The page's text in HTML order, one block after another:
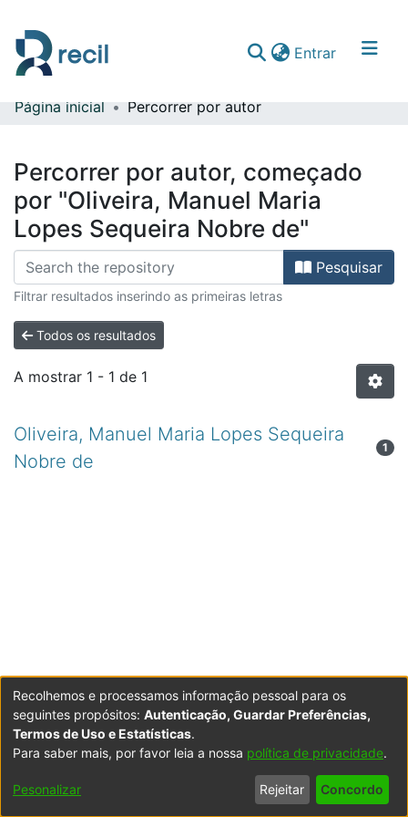
Entrar(current)
Comunidades & Coleções
Página inicial Percorrer por autor
Percorrer por autor, começado
por "Oliveira, Manuel Maria
Lopes Sequeira Nobre de"
Pesquisar
Filtrar resultados inserindo as primeiras letras
Todos os resultados
A mostrar 1 - 1 de 1
Oliveira, Manuel Maria Lopes Sequeira
Nobre de
1
Powered by DSpace Copyright © 2003-2026LYRASIS
Configurações
Política de
Privacidade
Termos
de Uso
Contacte-
nos
Recolhemos e processamos informação pessoal para os
seguintes propósitos: Autenticação, Guardar Preferências,
Termos de Uso e Estatísticas.
Para saber mais, por favor leia a nossa política de privacidade.
Pesonalizar Rejeitar Concordo